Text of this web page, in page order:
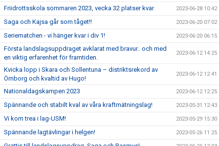
Friidrottsskola sommaren 2023, vecka 32 platser kvar 2023-06-28 10:42
Saga och Kajsa går som tåget!! 2023-06-20 07:02
Seriematchen - vi hänger kvar i div 1! 2023-06-20 06:15
Första landslagsuppdraget avklarat med bravur.. och med
en viktig erfarenhet för framtiden.
2023-06-12 14:25
Kvicka lopp i Skara och Sollentuna – distriktsrekord av
Örnborg och kvaltid av Hugo!
2023-06-12 12:41
Nationaldagskampen 2023 2023-06-12 12:25
Spännande och stabilt kval av våra kraftmätningslag! 2023-05-31 12:43
Vi kom trea i lag-USM! 2023-05-29 15:30
Spännande lagtävlingar i helgen! 2023-05-26 11:25